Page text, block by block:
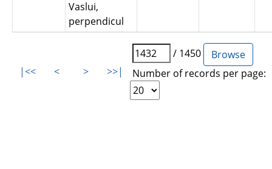
Vaslui,
perpendicul
|<< < > >>|
/ 1450
Number of records per page: